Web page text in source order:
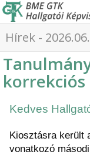
Hírek -
Kedves
Kiosztásra került
vonatkozó